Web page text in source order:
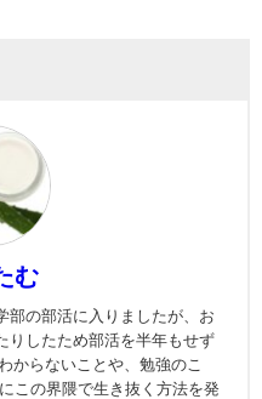
む
部の部活に入りましたが、お
りしたため部活を半年もせず
からないことや、勉強のこ
この界隈で生き抜く方法を発